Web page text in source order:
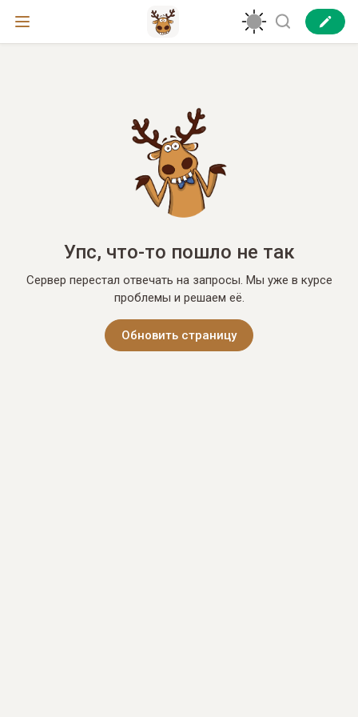
Упс, что-то пошло не так
Сервер перестал отвечать на запросы. Мы уже в курсе
проблемы и решаем её.
Обновить страницу